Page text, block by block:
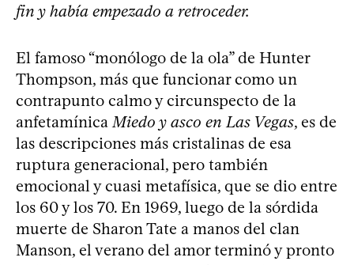
fin y había empezado a retroceder.
El famoso “monólogo de la ola” de Hunter
Thompson, más que funcionar como un
contrapunto calmo y circunspecto de la
anfetamínicaMiedo y asco en Las Vegas, es de
las descripciones más cristalinas de esa
ruptura generacional, pero también
emocional y cuasi metafísica, que se dio entre
los 60 y los 70. En 1969, luego de la sórdida
muerte de Sharon Tate a manos del clan
Manson, el verano del amor terminó y pronto